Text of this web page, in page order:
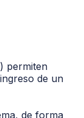
permiten
de un
de forma